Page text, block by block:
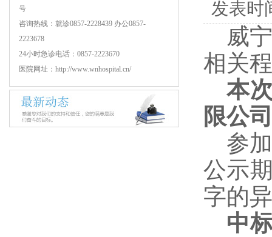
发表时
威
相 关
本
限公
参
公示
字的
中
号
咨询热线：就诊0857-2228439 办公0857-
2223678
24小时急诊电话：0857-2223670
医院网址：http://www.wnhospital.cn/